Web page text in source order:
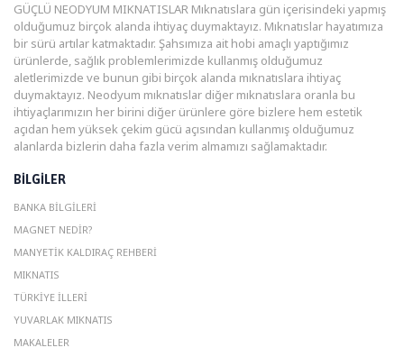
GÜÇLÜ NEODYUM MIKNATISLAR Mıknatıslara gün içerisindeki yapmış
olduğumuz birçok alanda ihtiyaç duymaktayız. Mıknatıslar hayatımıza
bir sürü artılar katmaktadır. Şahsımıza ait hobi amaçlı yaptığımız
ürünlerde, sağlık problemlerimizde kullanmış olduğumuz
aletlerimizde ve bunun gibi birçok alanda mıknatıslara ihtiyaç
duymaktayız. Neodyum mıknatıslar diğer mıknatıslara oranla bu
ihtiyaçlarımızın her birini diğer ürünlere göre bizlere hem estetik
açıdan hem yüksek çekim gücü açısından kullanmış olduğumuz
alanlarda bizlerin daha fazla verim almamızı sağlamaktadır.
BILGILER
BANKA BILGILERI
MAGNET NEDIR?
MANYETIK KALDIRAÇ REHBERI
MIKNATIS
TÜRKIYE İLLERI
YUVARLAK MIKNATIS
MAKALELER